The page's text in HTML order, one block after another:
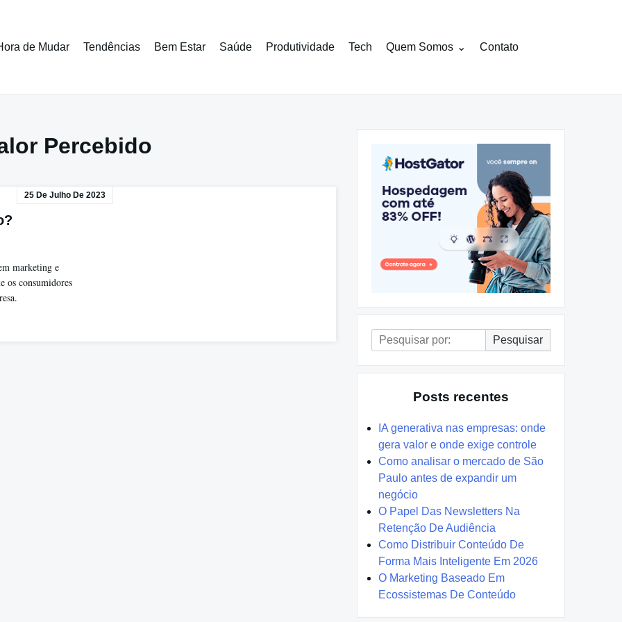
de Mudar Tendências Bem Estar Saúde Produtividade Tech Quem Somos Contato
Percebido
25 De Julho De 2023
marketing e
os consumidores
Pesquisar
por:
Pesquisar
Posts recentes
IA generativa nas empresas: onde
gera valor e onde exige controle
Como analisar o mercado de São
Paulo antes de expandir um
negócio
O Papel Das Newsletters Na
Retenção De Audiência
Como Distribuir Conteúdo De
Forma Mais Inteligente Em 2026
O Marketing Baseado Em
Ecossistemas De Conteúdo